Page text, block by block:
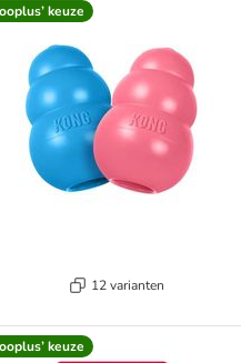
keuze
12 varianten
keuze